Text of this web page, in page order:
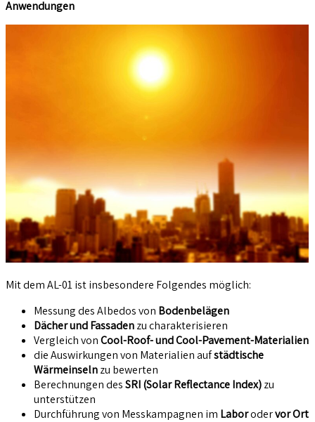
Anwendungen
Mit dem AL-01 ist insbesondere Folgendes möglich:
Messung des Albedos von Bodenbelägen
Dächer und Fassadenzu charakterisieren
Vergleich vonCool-Roof- und Cool-Pavement-Materialien
die Auswirkungen von Materialien aufstädtische
Wärmeinselnzu bewerten
Berechnungen desSRI (Solar Reflectance Index)zu
unterstützen
Durchführung von Messkampagnen im Laborodervor Ort